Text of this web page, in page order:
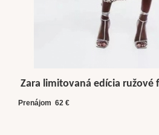
Zara limitovaná edícia ružové
Prenájom 62 €